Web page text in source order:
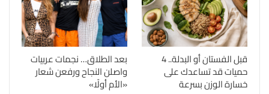
قبل الفستان أو البدلة.. 4
حميات قد تساعدك على
خسارة الوزن بسرعة
بعد الطلاق… نجمات عربيات
واصلن النجاح ورفعن شعار
«الأم أولًا»